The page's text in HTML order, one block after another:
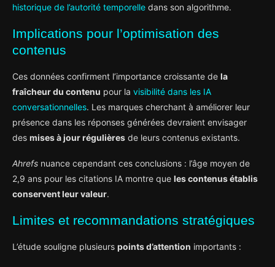
historique de l’autorité temporelle dans son algorithme.
Implications pour l’optimisation des
contenus
Ces données confirment l’importance croissante de la
fraîcheur du contenu pour la visibilité dans les IA
conversationnelles. Les marques cherchant à améliorer leur
présence dans les réponses générées devraient envisager
des mises à jour régulières de leurs contenus existants.
Ahrefs nuance cependant ces conclusions : l’âge moyen de
2,9 ans pour les citations IA montre que les contenus établis
conservent leur valeur.
Limites et recommandations stratégiques
L’étude souligne plusieurs points d’attention importants :